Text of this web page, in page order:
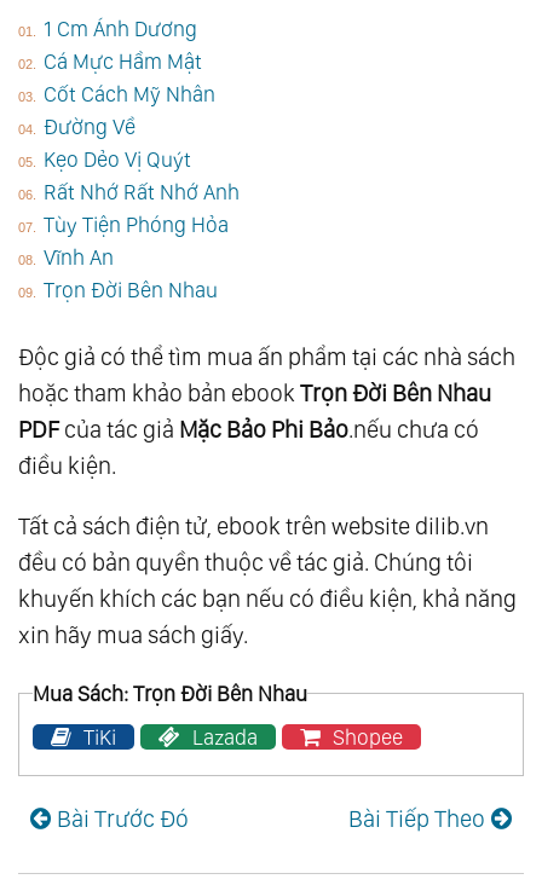
1 Cm Ánh Dương
Cá Mực Hầm Mật
Cốt Cách Mỹ Nhân
Đường Về
Kẹo Dẻo Vị Quýt
Rất Nhớ Rất Nhớ Anh
Tùy Tiện Phóng Hỏa
Vĩnh An
Trọn Đời Bên Nhau
Độc giả có thể tìm mua ấn phẩm tại các nhà sách
hoặc tham khảo bản ebook Trọn Đời Bên Nhau
PDFcủa tác giả Mặc Bảo Phi Bảo.nếu chưa có
điều kiện.
Tất cả sách điện tử, ebook trên website dilib.vn
đều có bản quyền thuộc về tác giả. Chúng tôi
khuyến khích các bạn nếu có điều kiện, khả năng
xin hãy mua sách giấy.
Mua Sách: Trọn Đời Bên Nhau
TiKi
Lazada Shopee
Bài Trước Đó Bài Tiếp Theo